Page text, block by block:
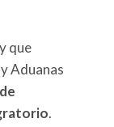
que
Aduanas
.